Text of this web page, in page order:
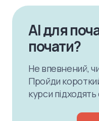
AI для
почати?
Не впевнений,
Пройди короткий
курси